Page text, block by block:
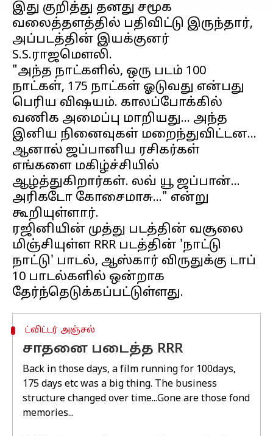
இது குறித்து தனது சமூக
வலைத்தளத்தில் பதிவிட்டு இருந்தார்,
அப்படத்தின் இயக்குனர்
S.S.ராஜமௌலி.
"அந்த நாட்களில், ஒரு படம் 100
நாட்கள், 175 நாட்கள் ஓடுவது என்பது
பெரிய விஷயம். காலப்போக்கில்
வணிக அமைப்பு மாறியது... அந்த
இனிய நினைவுகள் மறைந்துவிட்டன...
ஆனால் ஜப்பானிய ரசிகர்கள்
எங்களை மகிழ்ச்சியில்
ஆழ்த்துகிறார்கள். லவ் யூ ஜப்பான்...
அரிகடோ கோசைமாசு..." என்று
கூறியுள்ளார்.
ரஜினியின் முத்து படத்தின் வசூலை
மிஞ்சியுள்ள RRR படத்தின் 'நாட்டு
நாட்டு' பாடல், ஆஸ்கார் விருதுக்கு டாப்
10 பாடல்களில் ஒன்றாக
ட்விட்டர் அஞ்சல்
சாதனை படைத்த RRR
Back in those days, a film running for 100days,
175 days etc was a big thing. The business
structure changed over time...Gone are those fond
memories...